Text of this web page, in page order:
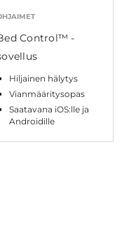
Control™ -
Hiljainen hälytys
Vianmääritysopas
Saatavana iOS:lle ja
Androidille